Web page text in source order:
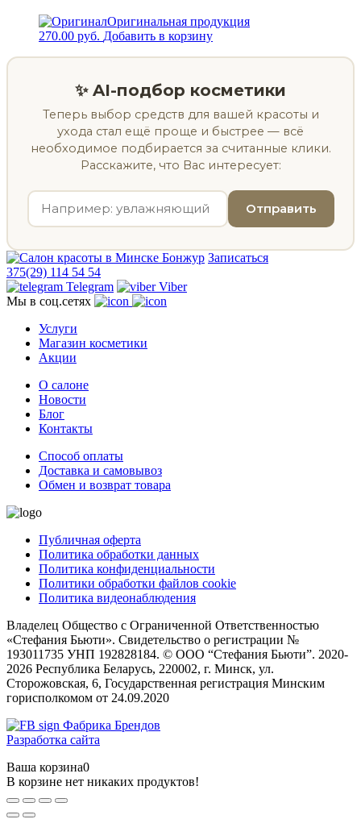
Оригинальная продукция
270.00 руб. Добавить в корзину
✨ AI-подбор косметики
Теперь выбор средств для вашей красоты и
ухода стал ещё проще и быстрее — всё
необходимое подбирается за считанные клики.
Расскажите, что Вас интересует:
Отправить
Записаться
375(29) 114 54 54
Telegram
Viber
Мы в соц.сетях
Услуги
Магазин косметики
Акции
О салоне
Новости
Блог
Контакты
Способ оплаты
Доставка и самовывоз
Обмен и возврат товара
Публичная оферта
Политика обработки данных
Политика конфиденциальности
Политики обработки файлов cookie
Политика видеонаблюдения
Владелец Общество с Ограниченной Ответственностью
«Стефания Бьюти». Свидетельство о регистрации №
193011735 УНП 192828184. © ООО “Стефания Бьюти”. 2020-
2026 Республика Беларусь, 220002, г. Минск, ул.
Сторожовская, 6, Государственная регистрация Минским
горисполкомом от 24.09.2020
Фабрика Брендов
Разработка сайта
Ваша корзина0
В корзине нет никаких продуктов!